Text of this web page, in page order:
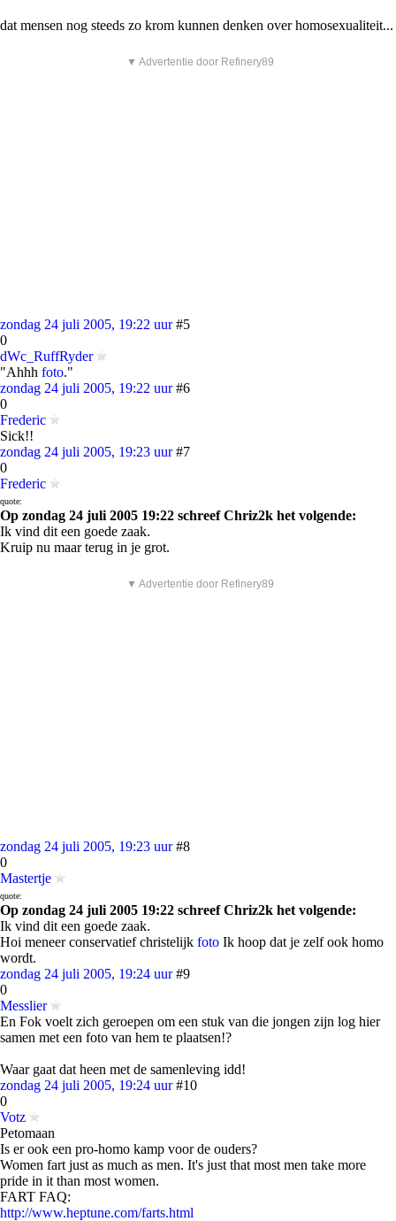
dat mensen nog steeds zo krom kunnen denken over homosexualiteit...
▼ Advertentie door Refinery89
zondag 24 juli 2005, 19:22 uur #5
0
dWc_RuffRyder
"Ahhh foto."
zondag 24 juli 2005, 19:22 uur #6
0
Frederic
Sick!!
zondag 24 juli 2005, 19:23 uur #7
0
Frederic
quote:
Op zondag 24 juli 2005 19:22 schreef Chriz2k het volgende:
Ik vind dit een goede zaak.
Kruip nu maar terug in je grot.
▼ Advertentie door Refinery89
zondag 24 juli 2005, 19:23 uur #8
0
Mastertje
quote:
Op zondag 24 juli 2005 19:22 schreef Chriz2k het volgende:
Ik vind dit een goede zaak.
Hoi meneer conservatief christelijk foto Ik hoop dat je zelf ook homo
wordt.
zondag 24 juli 2005, 19:24 uur #9
0
Messlier
En Fok voelt zich geroepen om een stuk van die jongen zijn log hier
samen met een foto van hem te plaatsen!?
Waar gaat dat heen met de samenleving idd!
zondag 24 juli 2005, 19:24 uur #10
0
Votz
Petomaan
Is er ook een pro-homo kamp voor de ouders?
Women fart just as much as men. It's just that most men take more
pride in it than most women.
FART FAQ:
http://www.heptune.com/farts.html